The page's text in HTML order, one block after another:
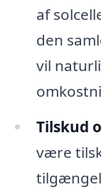
af
den
vil
Tilskud
være